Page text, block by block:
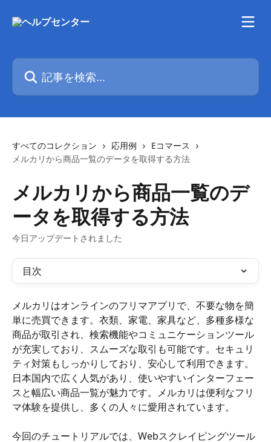
記事を検索...
すべてのコレクション 応用例
Eコマース
メルカリから商品一覧のデータを取得する方法
メルカリから商品一覧のデ
ータを取得する方法
今日アップデートされました
目次
メルカリはオンラインのフリマアプリで、不要な物を簡
単に売買できます。衣類、家電、家具など、多種多様な
商品が取引され、検索機能やコミュニケーションツール
が充実しており、スムーズな取引も可能です。セキュリ
ティ対策もしっかりしており、安心して利用できます。
日本国内で広く人気があり、使いやすいインターフェー
スと幅広い商品一覧が魅力です。メルカリは便利なフリ
マ体験を提供し、多くの人々に愛用されています。
今回のチュートリアルでは、Webスクレイピングツール